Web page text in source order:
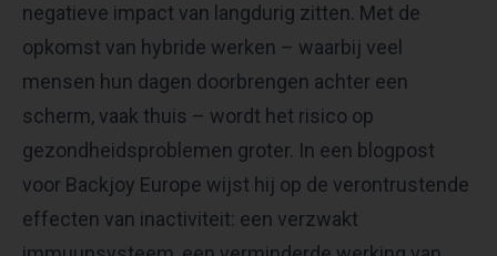
negatieve impact van langdurig zitten. Met de
opkomst van hybride werken – waarbij veel
mensen hun dagen doorbrengen achter een
scherm, vaak thuis – wordt het risico op
gezondheidsproblemen groter. In een blogpost
voor Backjoy Europe wijst hij op de verontrustende
effecten van inactiviteit: een verzwakt